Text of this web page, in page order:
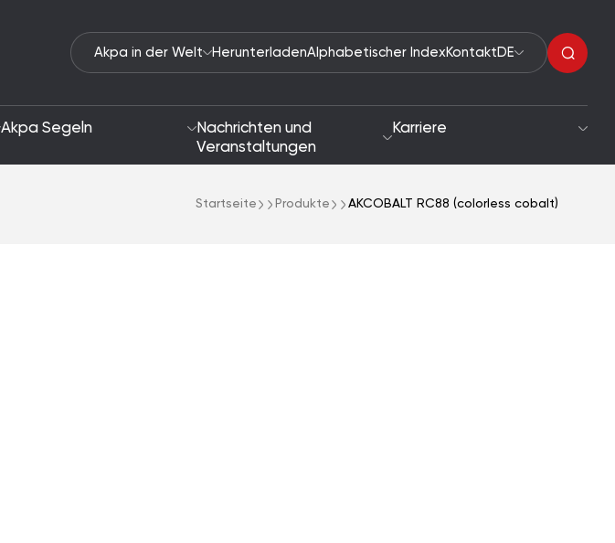
Akpa in der Welt HerunterladenAlphabetischer Index Kontakt DE
Akpa Segeln
Nachrichten und
Veranstaltungen
Karriere
Startseite Produkte AKCOBALT RC88 (colorless cobalt)